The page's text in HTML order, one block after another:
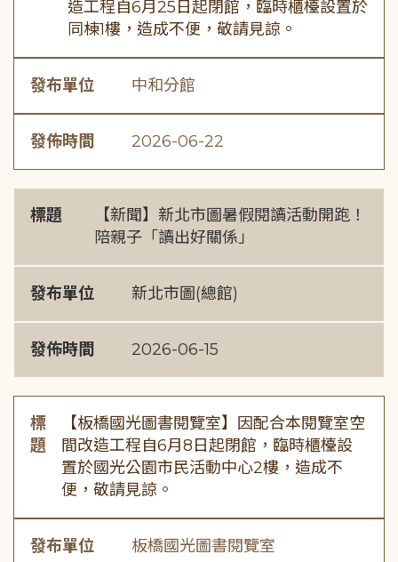
造工程自6月25日起閉館，臨時櫃檯設置於
同棟1樓，造成不便，敬請見諒。
發布單位 中和分館
發佈時間 2026-06-22
標題
【新聞】新北市圖暑假閱讀活動開跑！
陪親子「讀出好關係」
發布單位 新北市圖(總館)
發佈時間 2026-06-15
標
題
【板橋國光圖書閱覽室】因配合本閱覽室空
間改造工程自6月8日起閉館，臨時櫃檯設
置於國光公園市民活動中心2樓，造成不
便，敬請見諒。
發布單位 板橋國光圖書閱覽室